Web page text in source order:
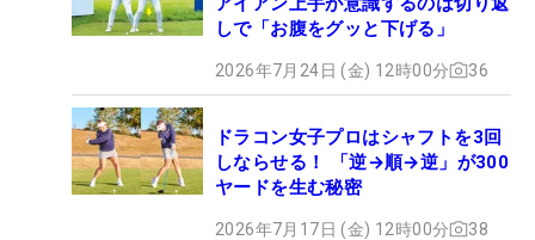
しで「お腹をグッと下げる」
2026年7月24日 (金) 12時00分 36
ドラコン女子プロはシャフトを3回
しならせる！ 「逆→順→逆」が300
ヤードを生む秘密
2026年7月17日 (金) 12時00分 38